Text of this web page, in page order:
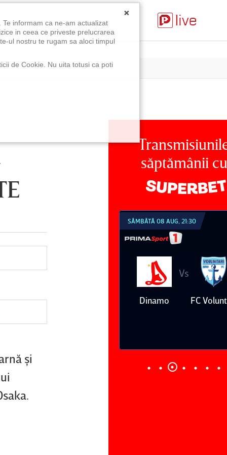
şi
săptămânii cu
Farul
Vs
SÂMBĂTĂ 08 AUG, 21:30
Dinamo
Vs
FC
×
informam ca ne-am actualizat
in ceea ce priveste prelucrarea
ul nostru te rugam sa aloci timpul
de Cookie. Nu uita totusi ca poti